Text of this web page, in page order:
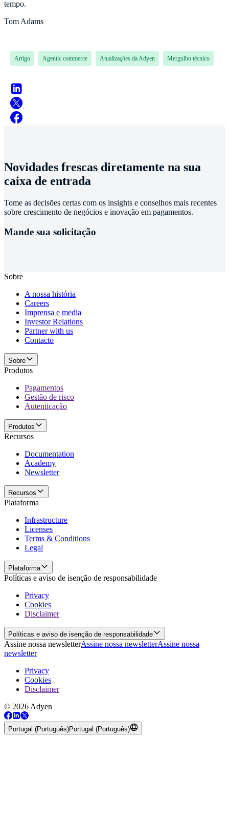
tempo.
Tom Adams
Artigo Agentic commerce Atualizações da Adyen Mergulho técnico
Novidades frescas diretamente na sua
caixa de entrada
Tome as decisões certas com os insights e conselhos mais recentes
sobre crescimento de negócios e inovação em pagamentos.
Mande sua solicitação
Sobre
A nossa história
Careers
Imprensa e media
Investor Relations
Partner with us
Contacto
Sobre
Produtos
Pagamentos
Gestão de risco
Autenticação
Produtos
Recursos
Documentation
Academy
Newsletter
Recursos
Plataforma
Infrastructure
Licenses
Terms & Conditions
Legal
Plataforma
Políticas e aviso de isenção de responsabilidade
Privacy
Cookies
Disclaimer
Políticas e aviso de isenção de responsabilidade
Assine nossa newsletterAssine nossa newsletterAssine nossa
newsletter
Privacy
Cookies
Disclaimer
© 2026 Adyen
Portugal (Português)Portugal (Português)